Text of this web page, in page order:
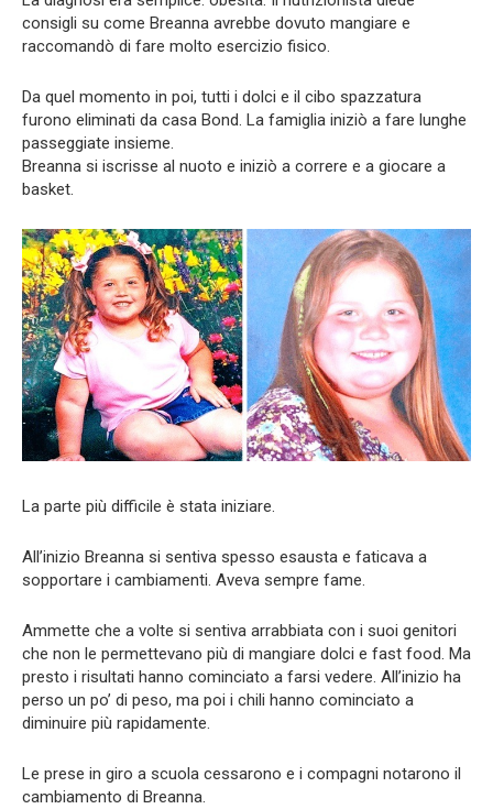
consigli su come Breanna avrebbe dovuto mangiare e
raccomandò di fare molto esercizio fisico.
Da quel momento in poi, tutti i dolci e il cibo spazzatura
furono eliminati da casa Bond. La famiglia iniziò a fare lunghe
passeggiate insieme.
Breanna si iscrisse al nuoto e iniziò a correre e a giocare a
basket.
La parte più difficile è stata iniziare.
All’inizio Breanna si sentiva spesso esausta e faticava a
sopportare i cambiamenti. Aveva sempre fame.
Ammette che a volte si sentiva arrabbiata con i suoi genitori
che non le permettevano più di mangiare dolci e fast food. Ma
presto i risultati hanno cominciato a farsi vedere. All’inizio ha
perso un po’ di peso, ma poi i chili hanno cominciato a
diminuire più rapidamente.
Le prese in giro a scuola cessarono e i compagni notarono il
cambiamento di Breanna.